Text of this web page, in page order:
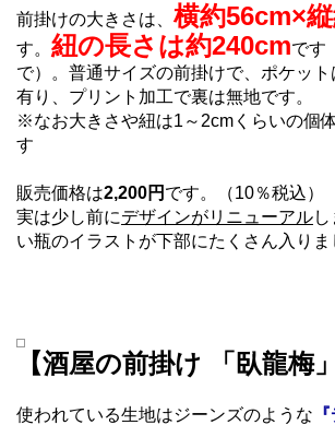
前掛けの大きさは、 横約56cm×
す。 紐の長さは約240cmです
で）。普通サイズの前掛けで、ポケッ
有り、プリント加工で裏は無地です。
※なお大きさや紐は1～2cmくらいの個
す
販売価格は2,200円 です。（10％税込）
実は少し前にデザインがリニューアル
い瓶のイラストが下部にたくさん入りま
【酒屋の前掛け 「臥龍梅」
使われている生地はジーンズのような